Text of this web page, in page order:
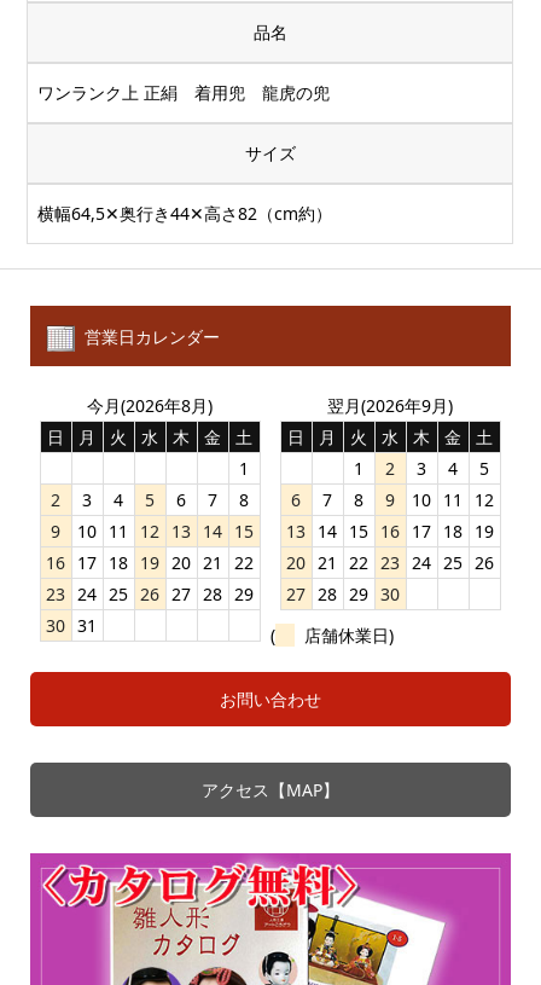
品名
ワンランク上 正絹 着用兜 龍虎の兜
サイズ
横幅64,5✕奥行き44✕高さ82（cm約）
営業日カレンダー
今月(2026年8月)
日
月 火 水 木 金
土
1
2
3 4 5 6 7
8
9
10 11 12 13 14 15
16 17 18 19 20 21
22
23 24 25 26 27 28 29
30 31
翌月(2026年9月)
日
月 火 水 木 金
土
1
2 3 4
5
6
7 8 9 10 11
12
13 14 15 16 17 18 19
20 21 22 23 24 25 26
27 28 29 30
(
店舗休業日)
お問い合わせ
アクセス【MAP】